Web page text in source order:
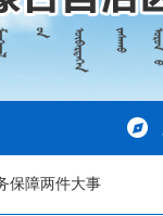
保障两件大事